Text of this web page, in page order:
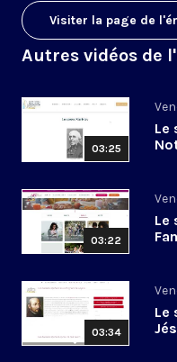
Visiter la page de
Autres vidéos de
03:25
Le
03:22
Le
03:34
Le